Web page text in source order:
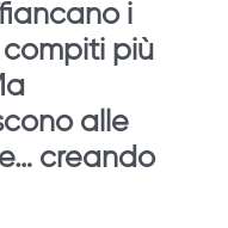
i
più
alle
creando